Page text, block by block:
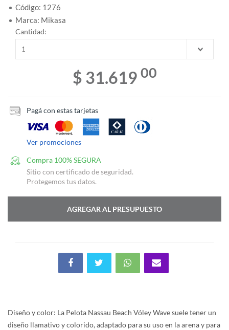
Código: 1276
Marca: Mikasa
Cantidad:
$ 31.619 00
Pagá con estas tarjetas
Ver promociones
Compra 100% SEGURA
Sitio con certificado de seguridad.
Protegemos tus datos.
AGREGAR AL PRESUPUESTO
Diseño y color: La Pelota Nassau Beach Vóley Wave suele tener un
diseño llamativo y colorido, adaptado para su uso en la arena y para